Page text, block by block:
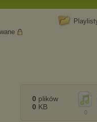
0
0 plików
0 KB